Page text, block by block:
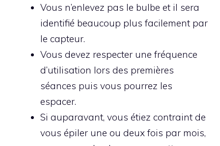
Vous n’enlevez pas le bulbe et il sera
identifié beaucoup plus facilement par
le capteur.
Vous devez respecter une fréquence
d’utilisation lors des premières
séances puis vous pourrez les
espacer.
Si auparavant, vous étiez contraint de
vous épiler une ou deux fois par mois,